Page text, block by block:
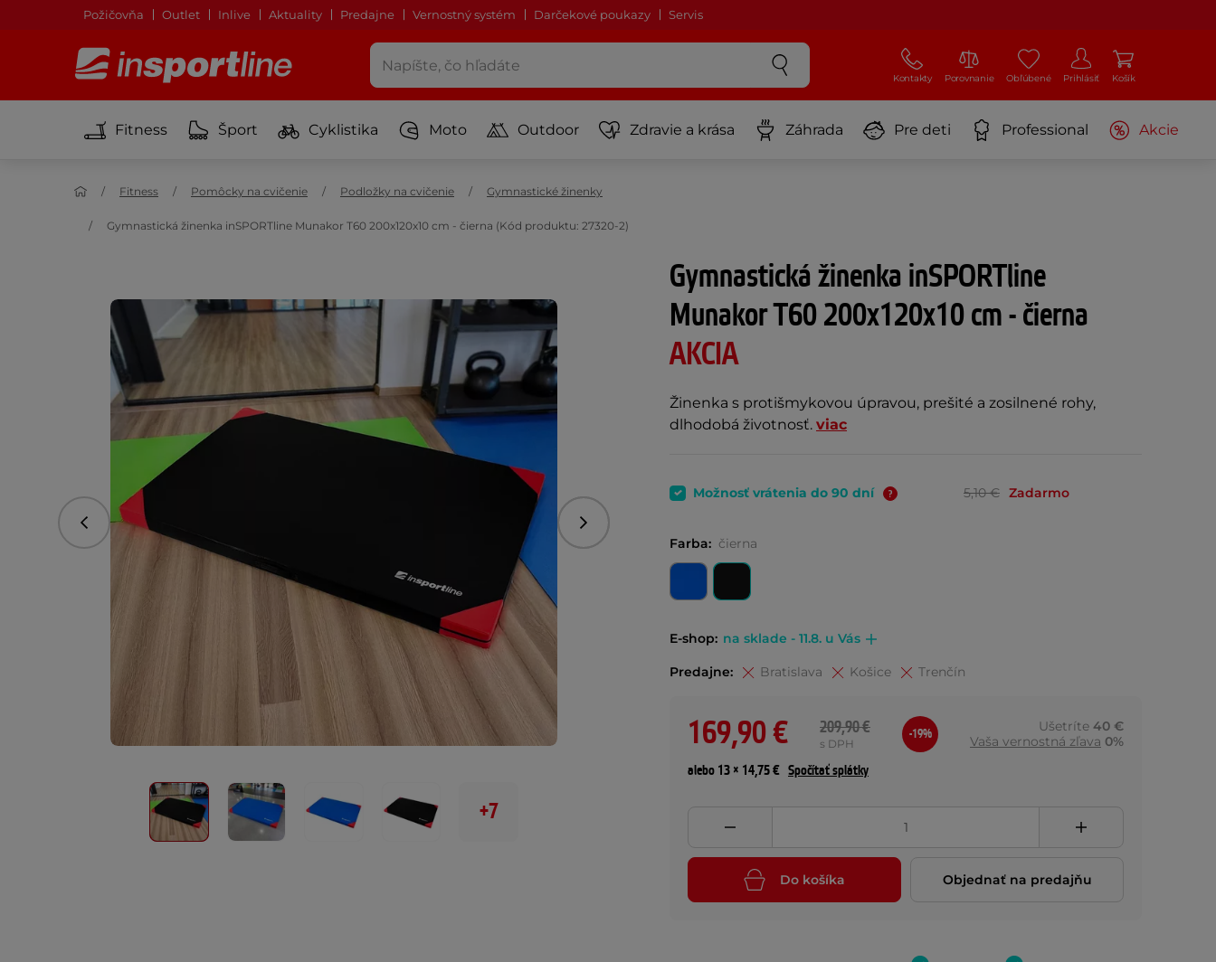
Požičovňa Outlet Inlive Aktuality Predajne Vernostný systém Darčekové poukazy Servis
Kontakty Porovnanie Obľúbené Prihlásiť Košík
Fitness Šport Cyklistika Moto Outdoor Zdravie a krása Záhrada Pre deti Professional Akcie
Fitness Pomôcky na cvičenie Podložky na cvičenie Gymnastické žinenky
Gymnastická žinenka inSPORTline Munakor T60 200x120x10 cm - čierna (Kód produktu: 27320-2)
Gymnastická žinenka inSPORTline
Munakor T60 200x120x10 cm - čierna
AKCIA
Žinenka s protišmykovou úpravou, prešité a zosilnené rohy,
dlhodobá životnosť. viac
Predchádzajúce Nasledujúce
+7
Možnosť vrátenia do 90 dní 5,10 € Zadarmo
Farba: čierna
E-shop: na sklade - 11.8. u Vás
Predajne: Bratislava Košice Trenčín
169,90 € 209,90 €
s DPH
-19% Ušetríte 40 €
Vaša vernostná zľava 0%
alebo 13 × 14,75 € Spočítať splátky
Do košíka Objednať na predajňu